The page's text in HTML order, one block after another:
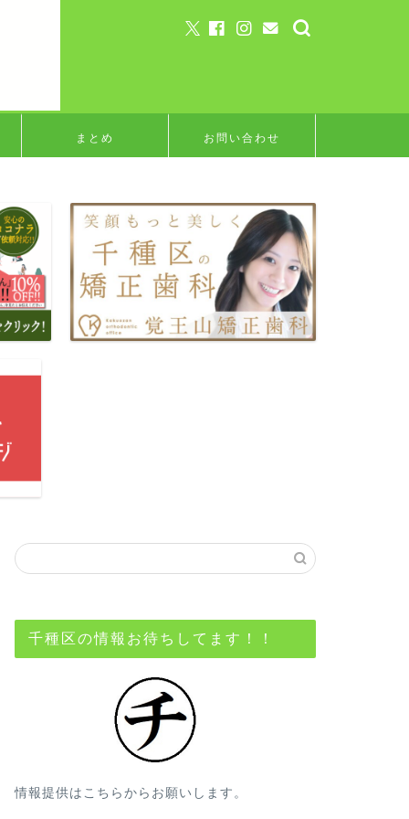
まとめ お問い合わせ
千種区の情報お待ちしてます！！
情報提供はこちらからお願いします。